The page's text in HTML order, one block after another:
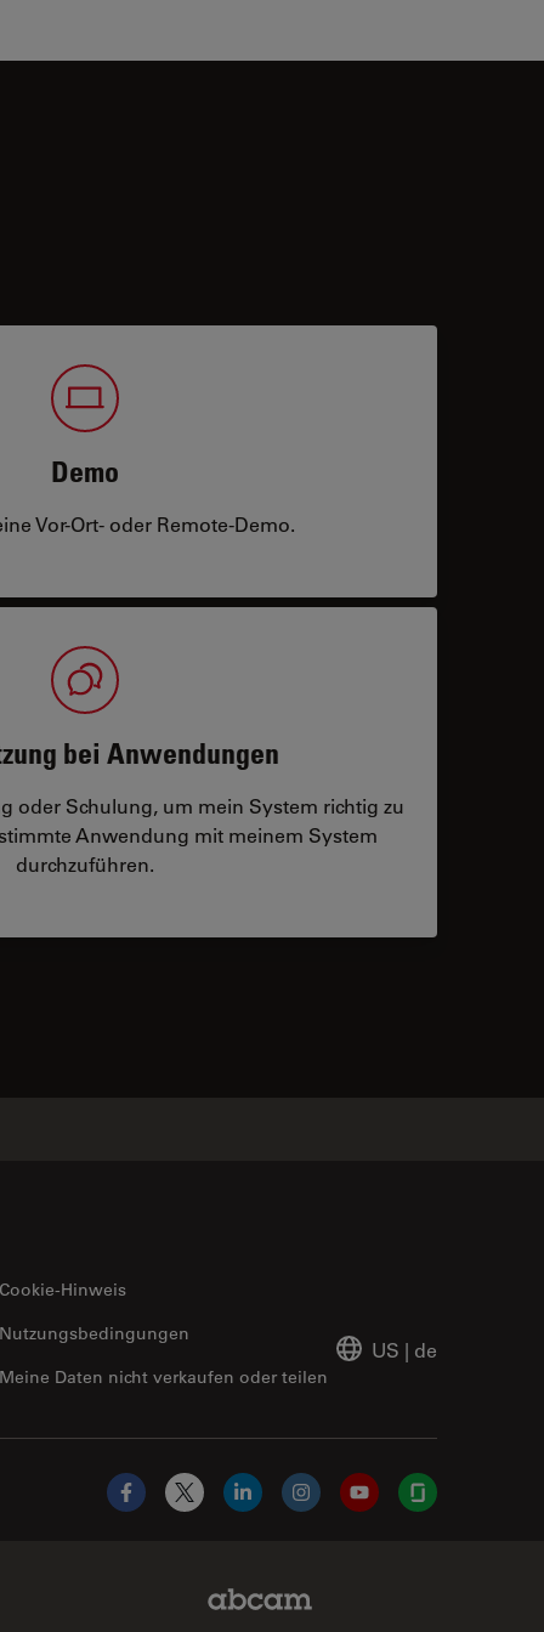
Demo
Vor-Ort- oder Remote-Demo.
bei Anwendungen
oder Schulung, um mein System richtig zu
Anwendung mit meinem System
durchzuführen.
Cookie-Hinweis
Meine Daten nicht verkaufen oder teilen
Nutzungsbedingungen
US | de
Facebook
X LinkedInInstagramYouTubeGlassdoor